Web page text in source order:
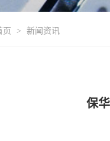
页 > 新闻资讯
保